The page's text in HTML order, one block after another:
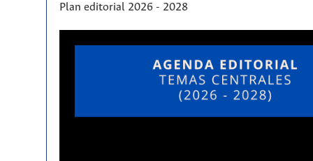
Plan editorial 2026 - 2028